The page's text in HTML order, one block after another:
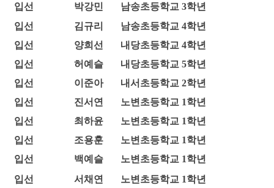
입선
박강민
남송초등학교 3학년
입선
김규리
남송초등학교 4학년
입선
양희선
내당초등학교 4학년
입선
허예슬
내당초등학교 5학년
입선
이준아
내서초등학교 2학년
입선
진서연
노변초등학교 1학년
입선
최하윤
노변초등학교 1학년
입선
조용훈
노변초등학교 1학년
입선
백예슬
노변초등학교 1학년
입선
서채연 노변초등학교 1학년